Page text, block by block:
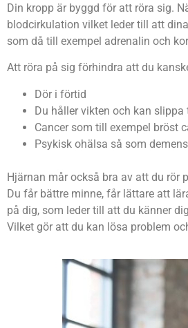
Din kropp är byggd för att röra sig.
blodcirkulation vilket leder till att
som då till exempel adrenalin och
Att röra på sig förhindra att du
Dör i förtid
Du håller vikten och kan slippa
Cancer som till exempel bröst
Psykisk ohälsa så som
Hjärnan mår också bra av att du rör
Du får bättre minne, får lättare att
på dig, som leder till att du känner
Vilket gör att du kan lösa problem